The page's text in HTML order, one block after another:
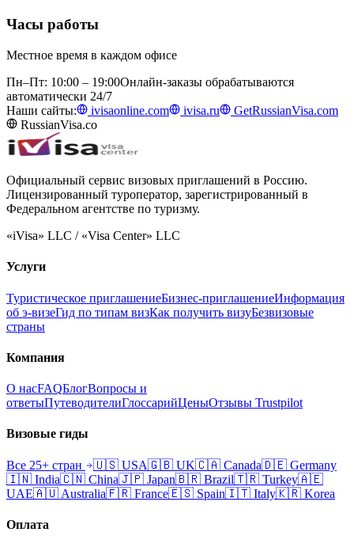
Часы работы
Местное время в каждом офисе
Пн–Пт: 10:00 – 19:00Онлайн-заказы обрабатываются
автоматически 24/7
Наши сайты:
ivisaonline.com ivisa.ru
GetRussianVisa.com
RussianVisa.co
Официальный сервис визовых приглашений в Россию.
Лицензированный туроператор, зарегистрированный в
Федеральном агентстве по туризму.
«iVisa» LLC / «Visa Center» LLC
Услуги
Туристическое приглашениеБизнес-приглашениеИнформация
об э-визеГид по типам визКак получить визуБезвизовые
страны
Компания
О насFAQБлогВопросы и
ответыПутеводителиГлоссарийЦеныОтзывы Trustpilot
Визовые гиды
Все 25+ стран 🇺🇸 USA🇬🇧 UK🇨🇦 Canada🇩🇪 Germany
🇮🇳 India🇨🇳 China🇯🇵 Japan🇧🇷 Brazil🇹🇷 Turkey🇦🇪
UAE🇦🇺 Australia🇫🇷 France🇪🇸 Spain🇮🇹 Italy🇰🇷 Korea
Оплата